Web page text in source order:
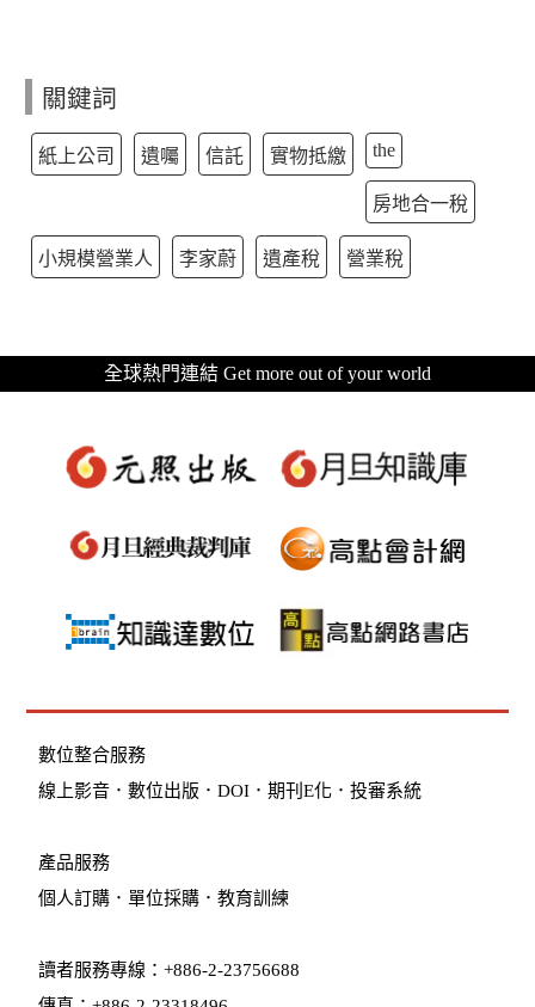
關鍵詞
紙上公司 遺囑 信託 實物抵繳 the
房地合一稅
小規模營業人 李家蔚 遺產稅 營業稅
全球熱門連結 Get more out of your world
數位整合服務
線上影音 ．數位出版 ．DOI ．期刊E化 ．投審系統
產品服務
個人訂購 ． 單位採購 ．教育訓練
讀者服務專線：+886-2-23756688